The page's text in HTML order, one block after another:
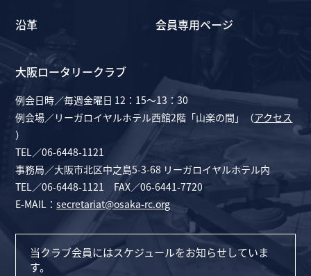
沿革
会員専用ページ
大阪ロータリークラブ
例会日時／毎週金曜日 12：15～13：30
例会場／リーガロイヤルホテル西館2階「山楽の間」（アクセス
）
TEL／06-6448-1121
事務局／大阪市北区中之島5-3-68 リーガロイヤルホテル内
TEL／06-6448-1121 FAX／06-6441-7720
E-MAIL：secretariat@osaka-rc.org
当クラブ会員にはスケジュールをお知らせしていま
す。